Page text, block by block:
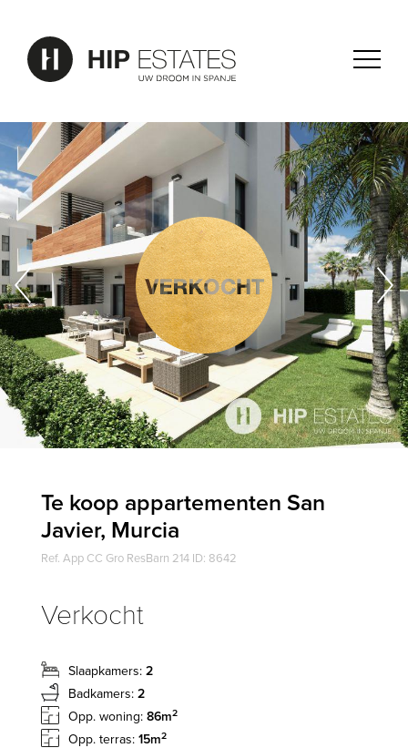
Te koop appartementen San
Javier, Murcia
Ref. App CC Gro ResBarn 214 ID: 8642
Verkocht
Slaapkamers: 2
Badkamers: 2
Opp. woning: 86m2
Opp. terras: 15m2